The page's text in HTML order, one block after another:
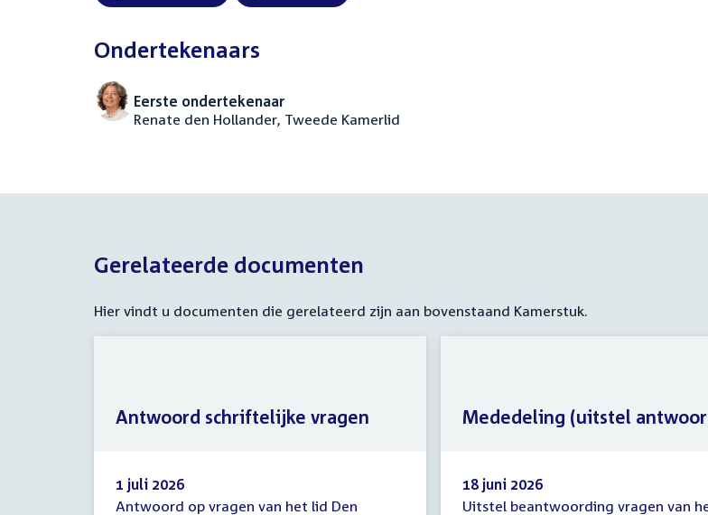
Ondertekenaars
Eerste ondertekenaar
Renate den Hollander, Tweede Kamerlid
Gerelateerde documenten
Hier vindt u documenten die gerelateerd zijn aan bovenstaand Kamerstuk.
1 juli 2026
Antwoord op vragen van het lid Den
Antwoord schriftelijke vragen
18 juni 2026
Uitstel beantwoording vragen van
Mededeling (uitstel